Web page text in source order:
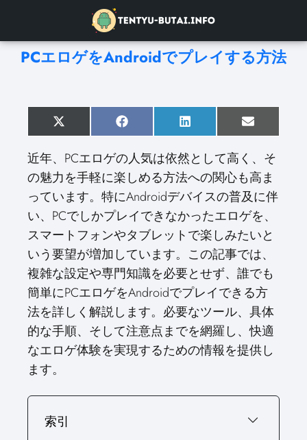
PCエロゲをAndroidでプレイする方法
S
h
r
e
o
n
X
(
w
t
e
r
)
S
h
r
e
o
n
F
a
e
b
o
o
k
S
h
r
e
o
n
L
i
k
e
d
I
n
S
h
r
e
o
n
E
m
i
l
近年、PCエロゲの人気は依然として高く、そ
の魅力を手軽に楽しめる方法への関心も高ま
っています。特にAndroidデバイスの普及に伴
い、PCでしかプレイできなかったエロゲを、
スマートフォンやタブレットで楽しみたいと
いう要望が増加しています。この記事では、
複雑な設定や専門知識を必要とせず、誰でも
簡単にPCエロゲをAndroidでプレイできる方
法を詳しく解説します。必要なツール、具体
的な手順、そして注意点までを網羅し、快適
なエロゲ体験を実現するための情報を提供し
ます。
索引